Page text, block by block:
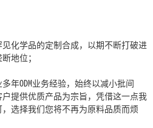
化学品的定制合成，以期不断打破进
地位；
年ODM业务经验，始终以减小批间
提供优质产品为宗旨，凭借这一点我
选择我们您将不再为原料品质而烦